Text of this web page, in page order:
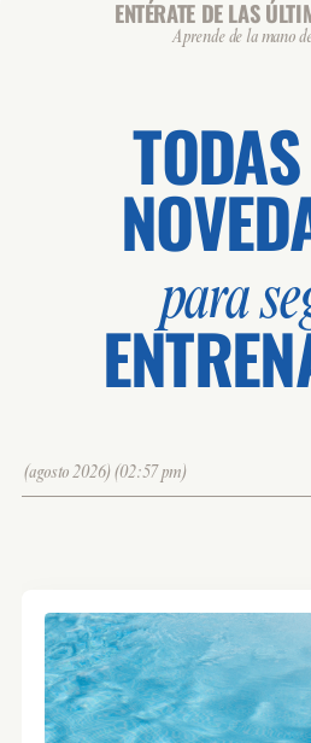
ENTÉRATE DE LAS
Aprende de la mano
para
(agosto 2026)(02:57 pm)